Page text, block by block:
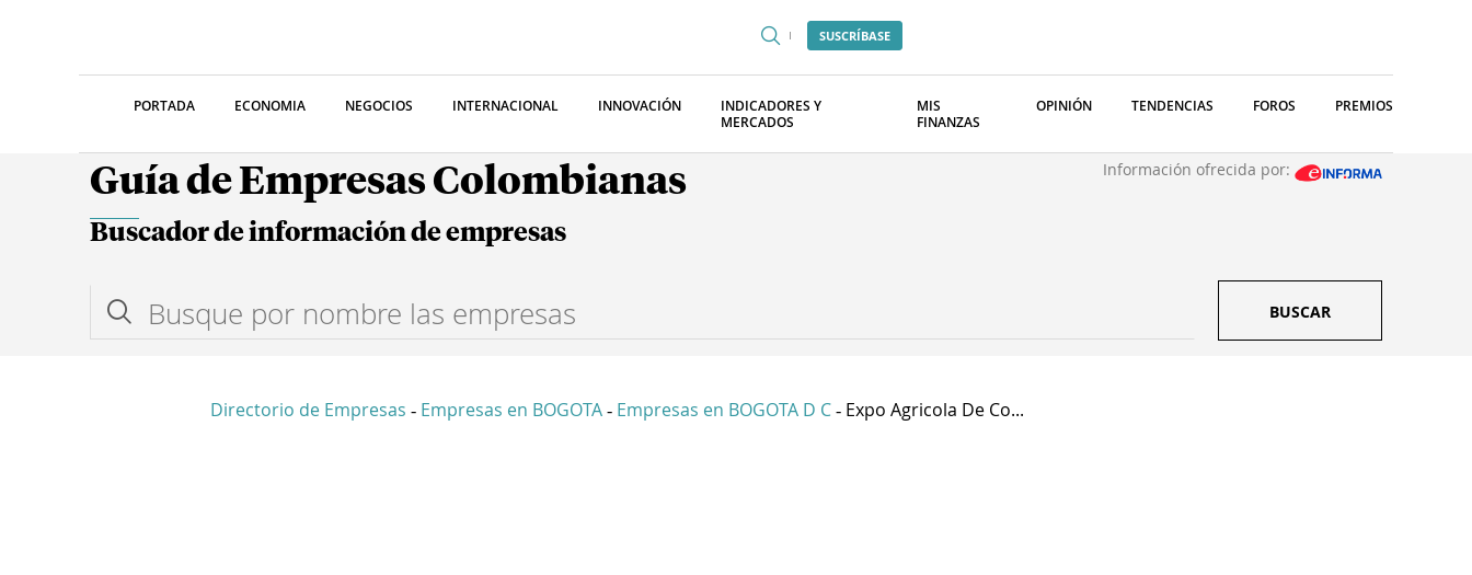
SUSCRÍBASE
PORTADA ECONOMIA NEGOCIOS INTERNACIONAL INNOVACIÓN
INDICADORES Y
MERCADOS
MIS
FINANZAS
OPINIÓN TENDENCIAS FOROS PREMIOS
Guía de Empresas Colombianas Información ofrecida por:
Buscador de información de empresas
BUSCAR
Directorio de Empresas - Empresas en BOGOTA - Empresas en BOGOTA D C - Expo Agricola De Co...